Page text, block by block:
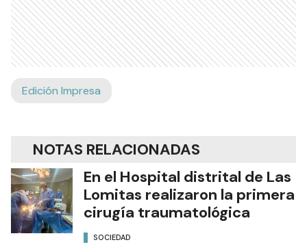
Edición Impresa
NOTAS RELACIONADAS
En el Hospital distrital de Las
Lomitas realizaron la primera
cirugía traumatológica
SOCIEDAD